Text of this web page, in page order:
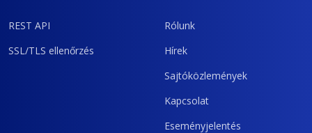
REST API
SSL/TLS ellenőrzés
Rólunk
Hírek
Sajtóközlemények
Kapcsolat
Eseményjelentés